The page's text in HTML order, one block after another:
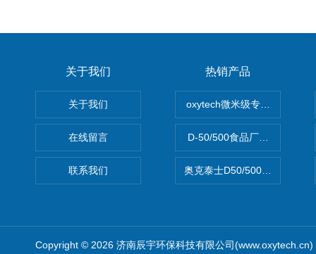
关于我们
关于我们
在线留言
联系我们
热销产品
oxytech微米级专业消毒
D-50/500食品厂车间高效杀
奥克泰士D50/500矿泉水消毒
Copyright © 2026 济南辰宇环保科技有限公司(www.oxytech.cn)